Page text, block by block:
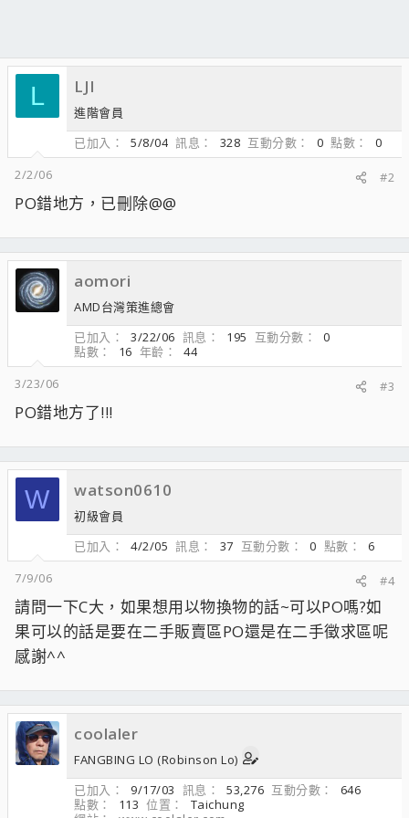
L LJI
進階會員
已加入
5/8/04 訊息 328 互動分數 0 點數
0
2/2/06
#2
PO錯地方，已刪除@@
aomori
AMD台灣策進總會
已加入
3/22/06 訊息 195 互動分數
0
點數
16 年齡
44
3/23/06
#3
PO錯地方了!!!
W watson0610
初級會員
已加入
4/2/05 訊息 37 互動分數 0 點數
6
7/9/06
#4
請問一下C大，如果想用以物換物的話~可以PO嗎?如
果可以的話是要在二手販賣區PO還是在二手徵求區呢
感謝^^
coolaler
FANGBING LO (Robinson Lo)
已加入
9/17/03 訊息 53,276 互動分數
646
點數
113 位置
Taichung